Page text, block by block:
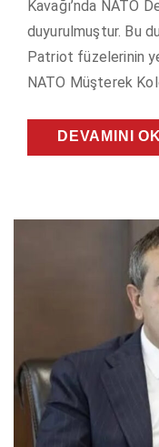
Kavağı’nda NATO
duyurulmuştur. Bu
Patriot füzelerinin
NATO Müşterek
DEVAMINI